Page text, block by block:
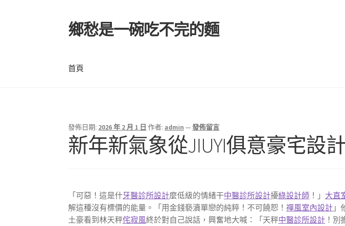
跳
至
覽
列
跳
至
要
內
鄉愁是一碗吃不完的麵
首頁
發佈日期: 2026 年 2 月 1 日 作者: admin —發佈留言
新年新氣象從JIUYI俱意豪宅設
「可惡！這是什牙醫診所設計麼低級的情緒干中醫診所設計擾綠設計師 ！」 大直
解這種沒有標價的能量。「用金錢褻瀆單戀的純粹！不可饒恕！禪風室內設計 」
土豪看到林天秤侘寂風終於對自己說話，興奮地大喊：「天秤中醫診所設計 ！